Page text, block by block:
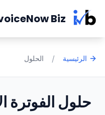
Biz
الرئيسية / الحلول
حلول الفوترة